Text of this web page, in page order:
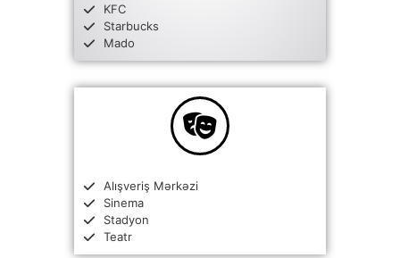
KFC
Starbucks
Mado
Alışveriş Mərkəzi
Sinema
Stadyon
Teatr